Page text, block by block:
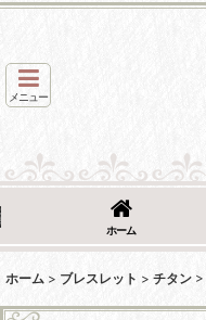
メニュー
ホーム
ホーム > ブレスレット > チタン >